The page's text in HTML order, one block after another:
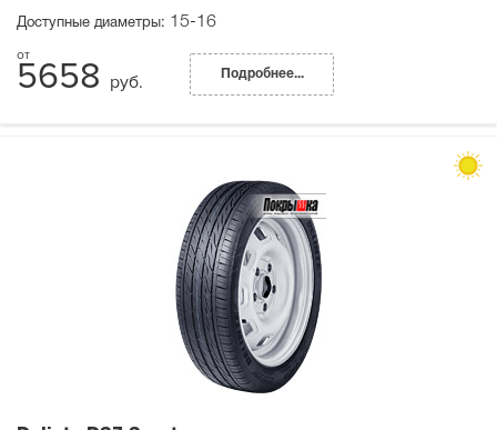
Доступные диаметры: 15-16
5658 руб. Подробнее...